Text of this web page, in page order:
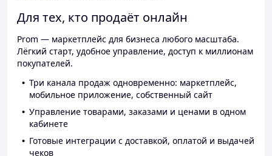
Для тех, кто продаёт онлайн
Prom — маркетплейс для бизнеса любого масштаба.
Лёгкий старт, удобное управление, доступ к миллионам
покупателей.
Три канала продаж одновременно: маркетплейс,
мобильное приложение, собственный сайт
Управление товарами, заказами и ценами в одном
кабинете
Готовые интеграции с доставкой, оплатой и выдачей
чеков